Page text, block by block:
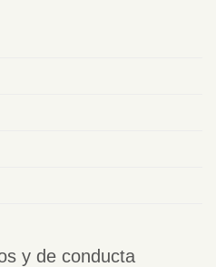
y de conducta